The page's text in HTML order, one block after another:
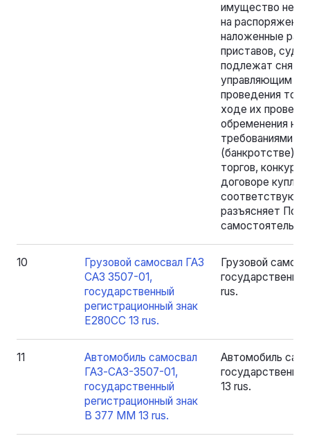
имущество не
на
наложенные
приставов,
подлежат
управляющим в
проведения
ходе их
обременения не
требованиями ч.
(банкротстве)»,
торгов,
договоре купли-
разъясняет
10
Грузовой самосвал ГАЗ
САЗ 3507-01,
государственный
регистрационный знак
Е280CC 13 rus.
Грузовой
rus.
11
Автомобиль самосвал
ГАЗ-САЗ-3507-01,
государственный
регистрационный знак
В 377 ММ 13 rus.
Автомобиль
13 rus.